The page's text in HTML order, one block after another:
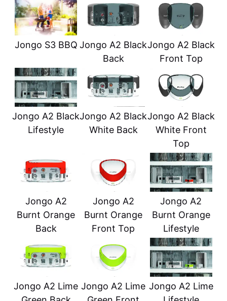
Jongo S3 BBQ Jongo A2 Black
Back
Jongo A2 Black
Front Top
Jongo A2 Black
Lifestyle
Jongo A2 Black
White Back
Jongo A2 Black
White Front
Top
Jongo A2
Burnt Orange
Back
Jongo A2
Burnt Orange
Front Top
Jongo A2
Burnt Orange
Lifestyle
Jongo A2 Lime Jongo A2 Lime Jongo A2 Lime